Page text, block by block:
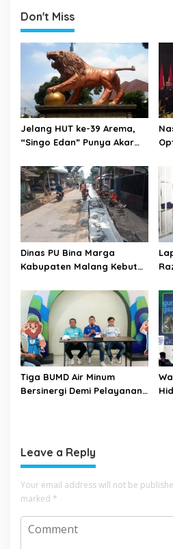
v
i
g
t
i
o
n
Don't Miss
Jelang HUT ke-39 Arema,
“Singo Edan” Punya Akar
Julukan
Dinas PU Bina Marga
Kabupaten Malang Kebut
Wijaya Kepanjen
Tiga BUMD Air Minum
Bersinergi Demi Pelayanan
Leave a Reply
Your email address will not be
marked *